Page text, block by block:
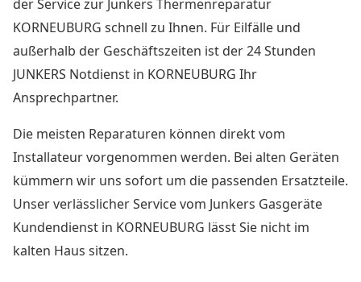
der Service zur Junkers Thermenreparatur
KORNEUBURG schnell zu Ihnen. Für Eilfälle und
außerhalb der Geschäftszeiten ist der24 Stunden
JUNKERS Notdienst in KORNEUBURG Ihr
Ansprechpartner.
Die meisten Reparaturen können direkt vom
Installateur vorgenommen werden. Bei alten Geräten
kümmern wir uns sofort um die passenden Ersatzteile.
Unser verlässlicher Service vom Junkers Gasgeräte
Kundendienst in KORNEUBURG lässt Sie nicht im
kalten Haus sitzen.